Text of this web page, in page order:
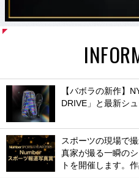
【バボラの新作】
DRIVE」と最新シ
スポーツの現場で
真家が撮る一瞬の
トを開催します。